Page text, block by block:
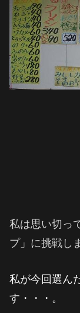
私は思い切っ
プ」に挑戦し
私が今回選ん
す・・・。